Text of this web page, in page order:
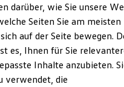
Modelle
darüber, wie Sie unsere
Seiten Sie am meisten
auf der Seite bewegen.
es, Ihnen für Sie
Inhalte anzubieten.
verwendet, die